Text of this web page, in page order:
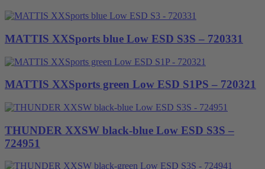
MATTIS XXSports blue Low ESD S3S – 720331
MATTIS XXSports green Low ESD S1PS – 720321
THUNDER XXSW black-blue Low ESD S3S –
724951